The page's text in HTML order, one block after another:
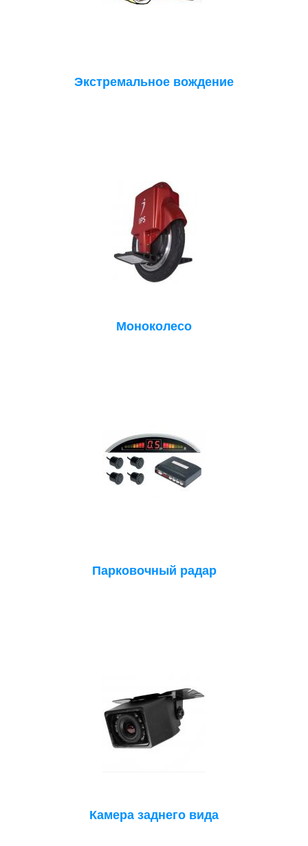
Экстремальное вождение
Моноколесо
Парковочный радар
Камера заднего вида